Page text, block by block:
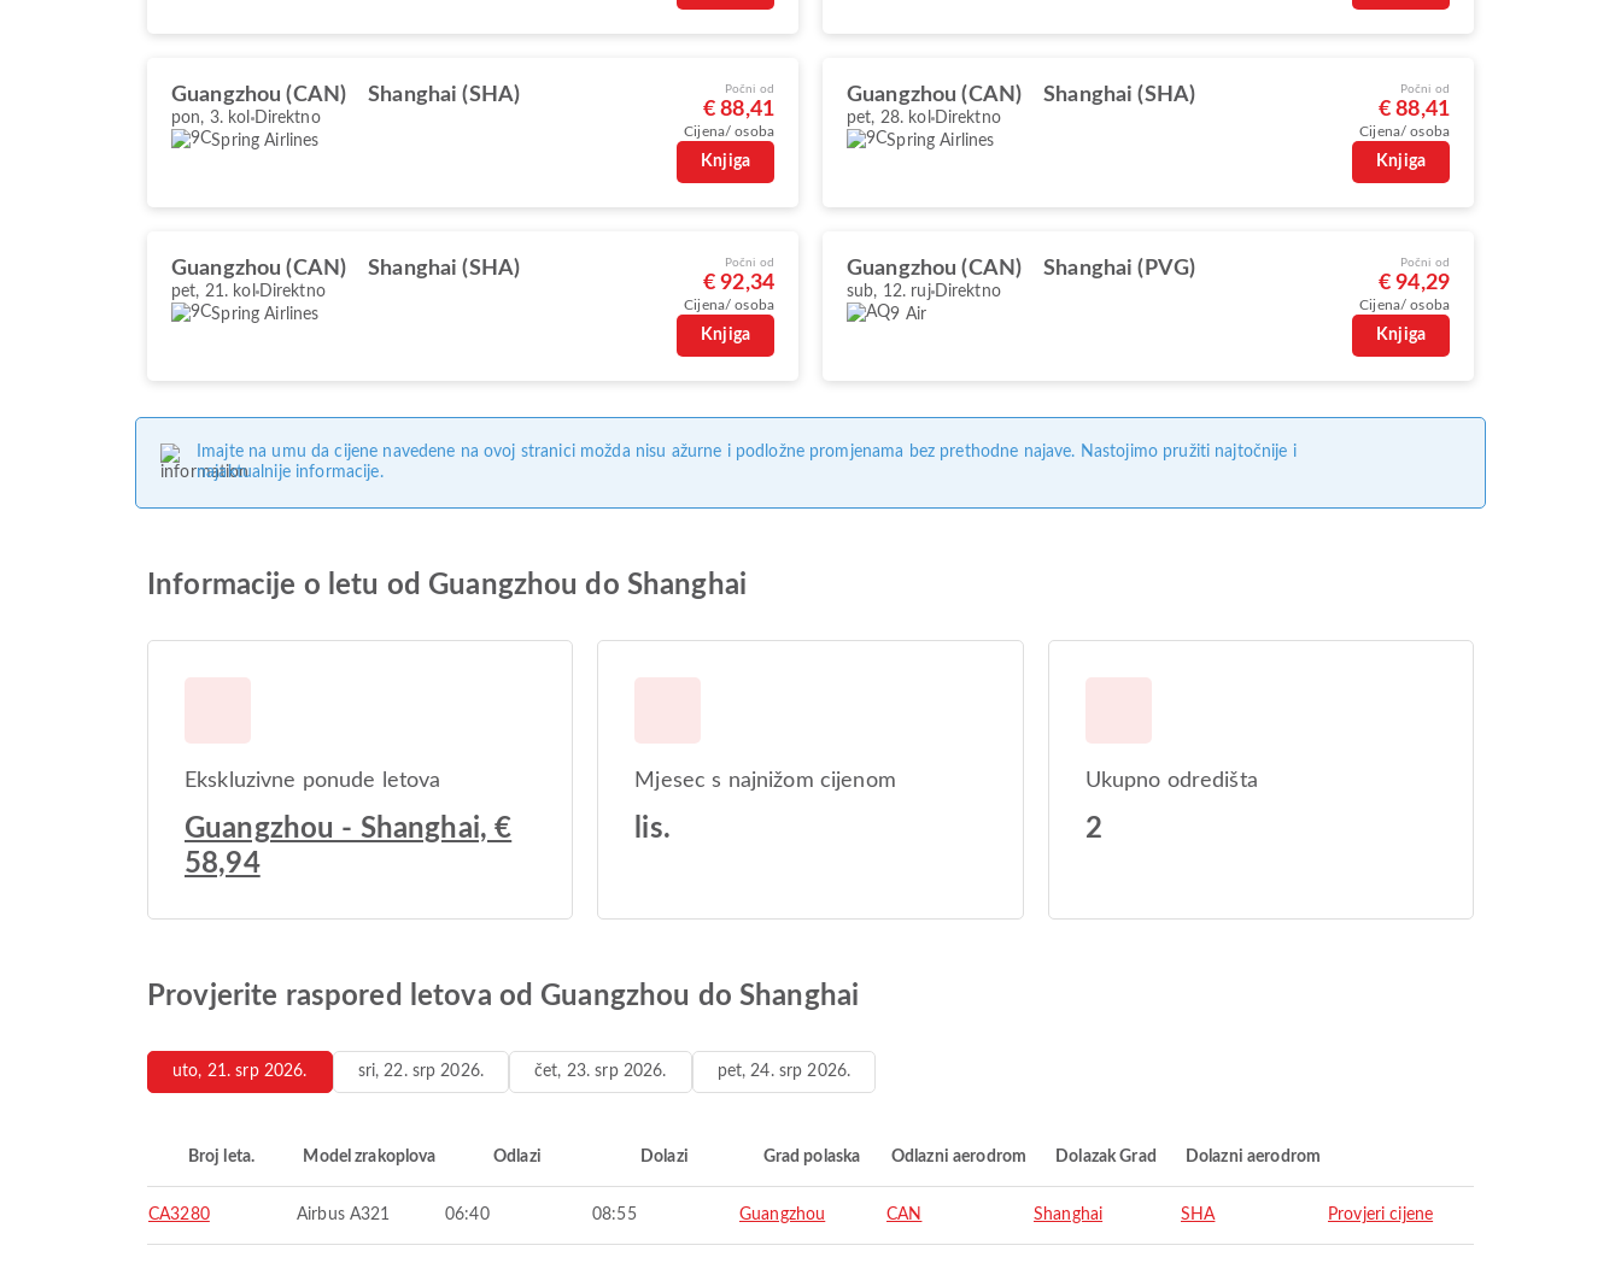
Guangzhou (CAN) Shanghai (SHA)
pon, 3. kol Direktno
Spring Airlines
Počni od
€ 88,41
Cijena/ osoba
Knjiga
Guangzhou (CAN) Shanghai (SHA)
pet, 28. kol Direktno
Spring Airlines
Počni od
€ 88,41
Cijena/ osoba
Knjiga
Guangzhou (CAN) Shanghai (SHA)
pet, 21. kol Direktno
Spring Airlines
Počni od
€ 92,34
Cijena/ osoba
Knjiga
Guangzhou (CAN) Shanghai (PVG)
sub, 12. ruj Direktno
9 Air
Počni od
€ 94,29
Cijena/ osoba
Knjiga
Imajte na umu da cijene navedene na ovoj stranici možda nisu ažurne i podložne promjenama bez prethodne najave. Nastojimo pružiti najtočnije i
najaktualnije informacije.
Informacije o letu od Guangzhou do Shanghai
Ekskluzivne ponude letova
Guangzhou - Shanghai, €
58,94
Mjesec s najnižom cijenom
lis.
Ukupno odredišta
2
Provjerite raspored letova od Guangzhou do Shanghai
uto, 21. srp 2026. sri, 22. srp 2026. čet, 23. srp 2026. pet, 24. srp 2026.
Broj leta. Model zrakoplova Odlazi Dolazi Grad polaska Odlazni aerodrom Dolazak Grad Dolazni aerodrom
CA3280 Airbus A321 06:40 08:55 Guangzhou CAN Shanghai SHA Provjeri cijene